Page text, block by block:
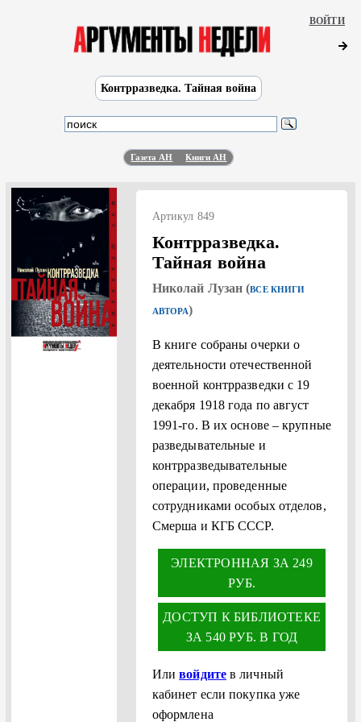
Контрразведка. Тайная война
ВОЙТИ
Газета АН Книги АН
Артикул 849
Контрразведка.
Тайная война
Николай Лузан (ВСЕ КНИГИ
АВТОРА)
В книге собраны очерки о
деятельности отечественной
военной контрразведки с 19
декабря 1918 года по август
1991-го. В их основе – крупные
разведывательные и
контрразведывательные
операции, проведенные
сотрудниками особых отделов,
Смерша и КГБ СССР.
ЭЛЕКТРОННАЯ ЗА 249
РУБ.
ДОСТУП К БИБЛИОТЕКЕ
ЗА 540 РУБ. В ГОД
Иливойдитев личный
кабинет если покупка уже
оформлена